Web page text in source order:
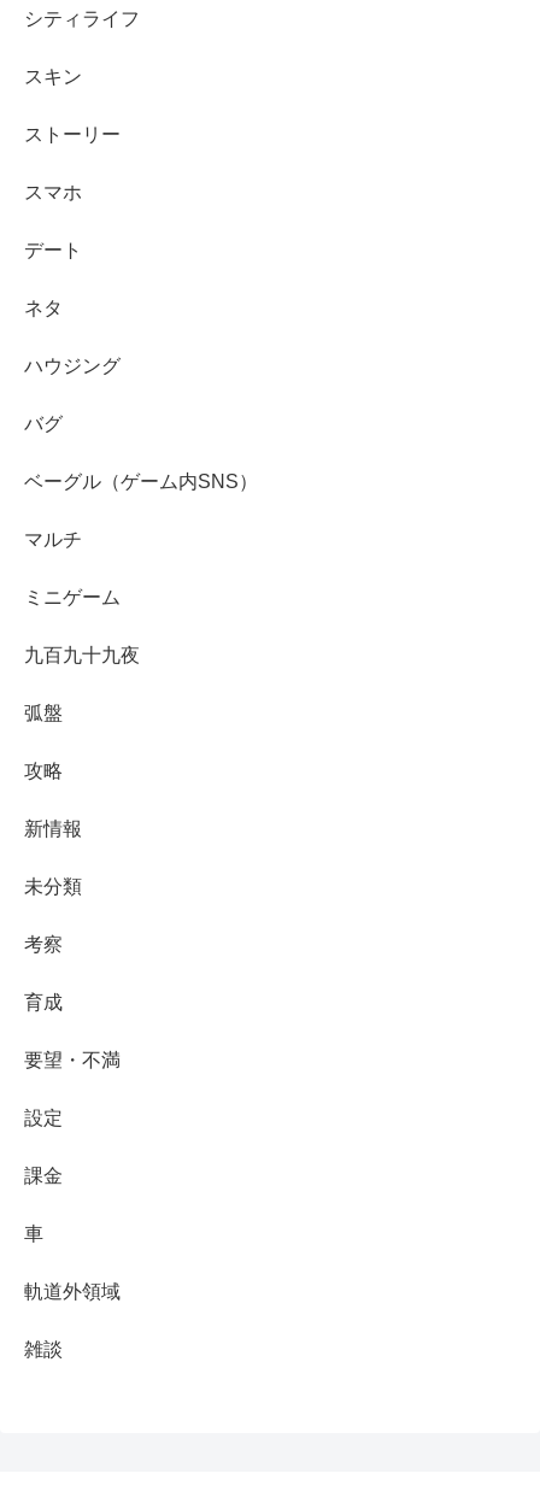
シティライフ
スキン
ストーリー
スマホ
デート
ネタ
ハウジング
バグ
ベーグル（ゲーム内SNS）
マルチ
ミニゲーム
九百九十九夜
弧盤
攻略
新情報
未分類
考察
育成
要望・不満
設定
課金
車
軌道外領域
雑談